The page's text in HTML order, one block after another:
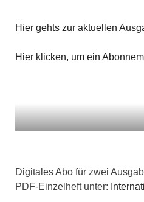
Hier gehts zur aktuellen
Hier klicken, um ein
Digitales Abo für zwei
PDF-Einzelheft unter: